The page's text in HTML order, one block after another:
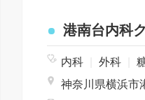
港南台内科
内科 外科
神奈川県横浜市